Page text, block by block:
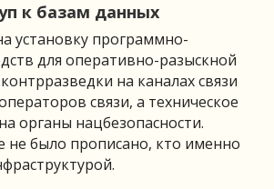
к базам данных
установку программно-
для оперативно-разыскной
на каналах связи
связи, а техническое
органы нацбезопасности.
не было прописано, кто именно